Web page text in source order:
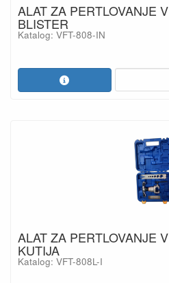
ALAT ZA PERTLOVANJE
BLISTER
Katalog: VFT-808-IN
ALAT ZA PERTLOVANJE
KUTIJA
Katalog: VFT-808L-I